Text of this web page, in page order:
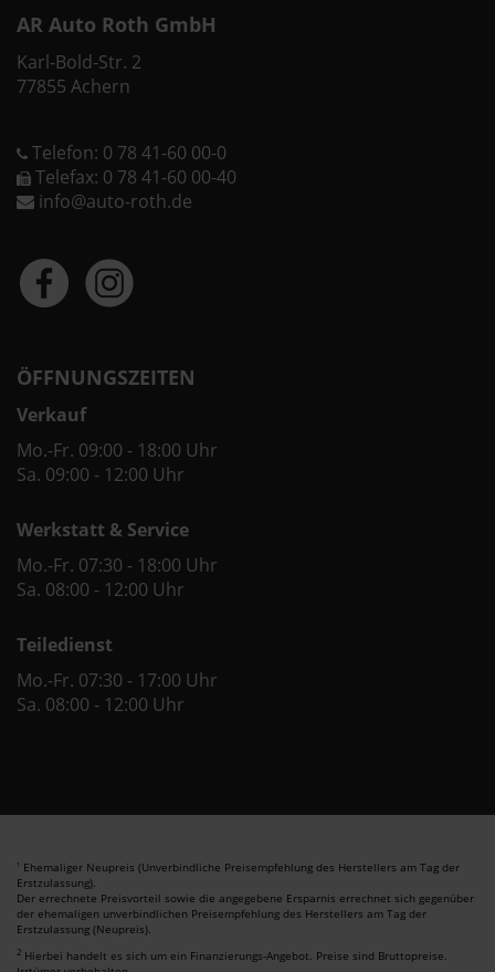
AR Auto Roth GmbH
Karl-Bold-Str. 2
77855 Achern
Telefon: 0 78 41-60 00-0
Telefax: 0 78 41-60 00-40
info@auto-roth.de
ÖFFNUNGSZEITEN
Verkauf
Mo.-Fr. 09:00 - 18:00 Uhr
Sa. 09:00 - 12:00 Uhr
Werkstatt & Service
Mo.-Fr. 07:30 - 18:00 Uhr
Sa. 08:00 - 12:00 Uhr
Teiledienst
Mo.-Fr. 07:30 - 17:00 Uhr
Sa. 08:00 - 12:00 Uhr
1 Ehemaliger Neupreis (Unverbindliche Preisempfehlung des Herstellers am Tag der
Erstzulassung).
Der errechnete Preisvorteil sowie die angegebene Ersparnis errechnet sich gegenüber
der ehemaligen unverbindlichen Preisempfehlung des Herstellers am Tag der
Erstzulassung (Neupreis).
2 Hierbei handelt es sich um ein Finanzierungs-Angebot. Preise sind Bruttopreise.